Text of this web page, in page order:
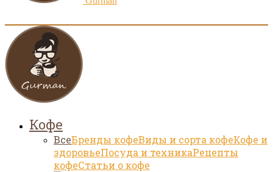
Кофе
ВсеБренды кофеВиды и сорта кофеКофе и
здоровьеПосуда и техникаРецепты
кофеСтатьи о кофе